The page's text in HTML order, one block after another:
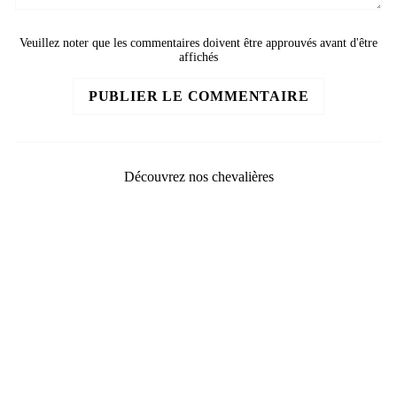
Veuillez noter que les commentaires doivent être approuvés avant d'être
affichés
PUBLIER LE COMMENTAIRE
Découvrez nos chevalières